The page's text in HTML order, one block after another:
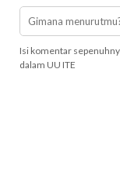
Isi komentar
dalam UU ITE